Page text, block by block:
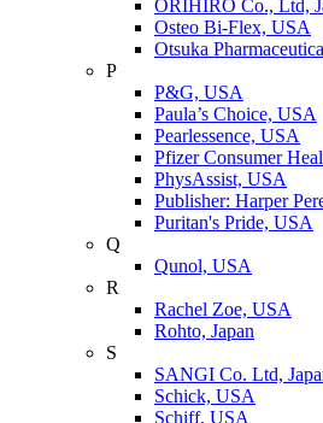
ORIHIRO Co., Ltd,
Osteo Bi-Flex, USA
Otsuka
P
P&G, USA
Paula’s Choice, USA
Pearlessence, USA
Pfizer Consumer
PhysAssist, USA
Publisher: Harper
Puritan's Pride, USA
Q
Qunol, USA
R
Rachel Zoe, USA
Rohto, Japan
S
SANGI Co. Ltd,
Schick, USA
Schiff, USA